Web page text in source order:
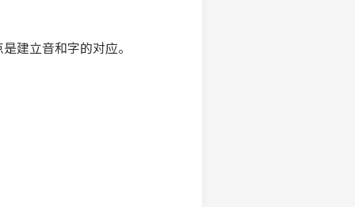
建立音和字的对应。